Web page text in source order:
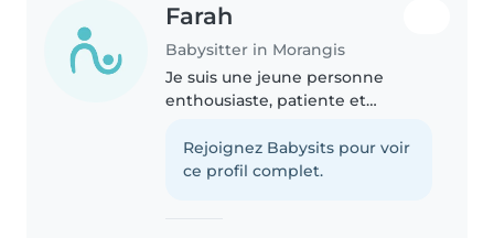
Farah
Babysitter in Morangis
Je suis une jeune personne
enthousiaste, patiente et
soins attentionnés à vos enfants.
Bien que nouvelle dans le
Rejoignez Babysits pour voir
ce profil complet.